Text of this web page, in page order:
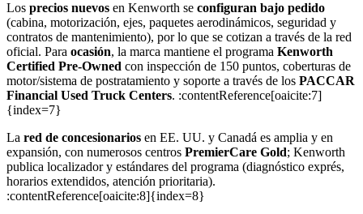
Los precios nuevos en Kenworth se configuran bajo pedido
(cabina, motorización, ejes, paquetes aerodinámicos, seguridad y
contratos de mantenimiento), por lo que se cotizan a través de la red
oficial. Para ocasión, la marca mantiene el programa Kenworth
Certified Pre-Owned con inspección de 150 puntos, coberturas de
motor/sistema de postratamiento y soporte a través de los PACCAR
Financial Used Truck Centers. :contentReference[oaicite:7]
{index=7}
La red de concesionarios en EE. UU. y Canadá es amplia y en
expansión, con numerosos centros PremierCare Gold; Kenworth
publica localizador y estándares del programa (diagnóstico exprés,
horarios extendidos, atención prioritaria).
:contentReference[oaicite:8]{index=8}